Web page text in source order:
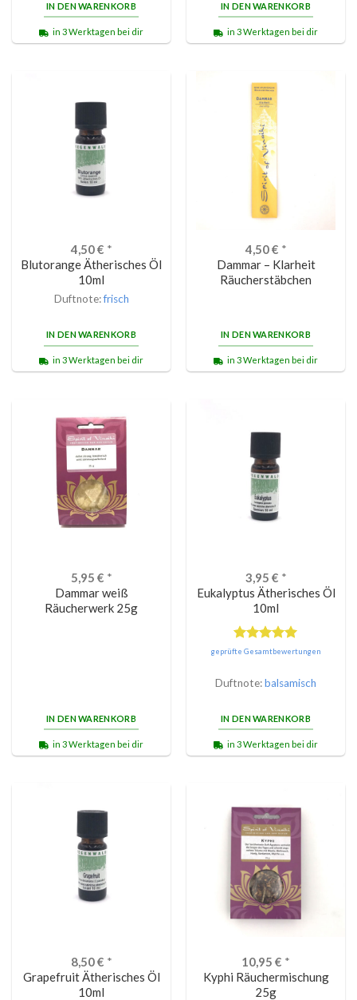
IN DEN WARENKORB
in 3 Werktagen bei dir
IN DEN WARENKORB
in 3 Werktagen bei dir
4,50€ *
Blutorange Ätherisches Öl
10ml
Duftnote:frisch
IN DEN WARENKORB
in 3 Werktagen bei dir
4,50€ *
Dammar – Klarheit
Räucherstäbchen
IN DEN WARENKORB
in 3 Werktagen bei dir
5,95 € *
Dammar weiß
Räucherwerk 25g
IN DEN WARENKORB
in 3 Werktagen bei dir
3,95 € *
Eukalyptus Ätherisches Öl
10ml
Bewertet
von 5
geprüfte Gesamtbewertungen
Duftnote:balsamisch
IN DEN WARENKORB
in 3 Werktagen bei dir
8,50€ *
Grapefruit Ätherisches Öl
10ml
10,95 € *
Kyphi Räuchermischung
25g